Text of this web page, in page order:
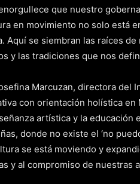
que nuestro
en movimiento no solo está
Aquí se siembran las raíces
y las tradiciones que nos
Marcuzan, directora del
con orientación holística en
artística y la educación
donde no existe el ‘no
se está moviendo y
y al compromiso de nuestras